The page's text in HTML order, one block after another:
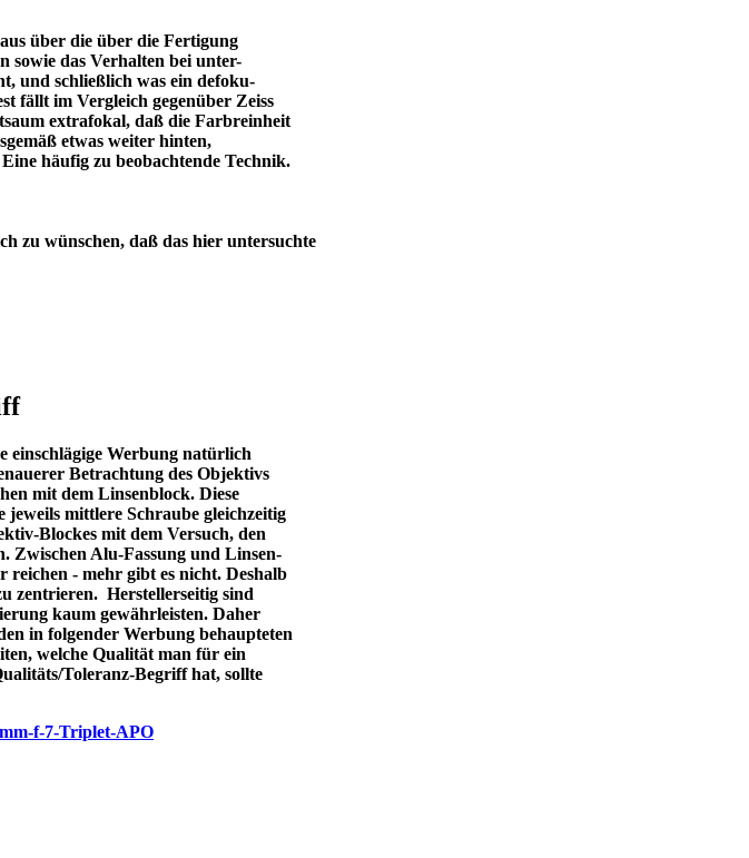
über die über die Fertigung
sowie das Verhalten bei unter-
und schließlich was ein defoku-
fällt im Vergleich gegenüber Zeiss
extrafokal, daß die Farbreinheit
etwas weiter hinten,
Eine häufig zu beobachtende Technik.
zu wünschen, daß das hier untersuchte
einschlägige Werbung natürlich
Betrachtung des Objektivs
mit dem Linsenblock. Diese
mittlere Schraube gleichzeitig
Blockes mit dem Versuch, den
Zwischen Alu-Fassung und Linsen-
- mehr gibt es nicht. Deshalb
zentrieren. Herstellerseitig sind
kaum gewährleisten. Daher
in folgender Werbung behaupteten
welche Qualität man für ein
Toleranz-Begriff hat, sollte
f-7-Triplet-APO